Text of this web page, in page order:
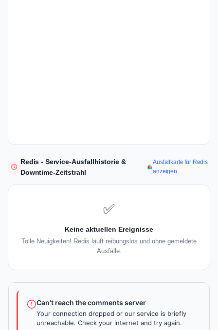
Redis - Service-Ausfallhistorie &
Downtime-Zeitstrahl
Ausfallkarte für Redis
anzeigen
✅
Keine aktuellen Ereignisse
Tolle Neuigkeiten! Redis läuft reibungslos und ohne gemeldete
Ausfälle.
Can't reach the comments server
Your connection dropped or our service is briefly
unreachable. Check your internet and try again.